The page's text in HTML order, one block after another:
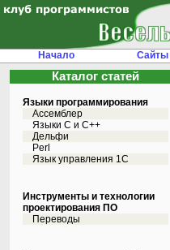
Начало Сайты
Каталог статей
Языки программирования
Ассемблер
Языки С и C++
Дельфи
Perl
Язык управления 1С
Инструменты и технологии
проектирования ПО
Переводы